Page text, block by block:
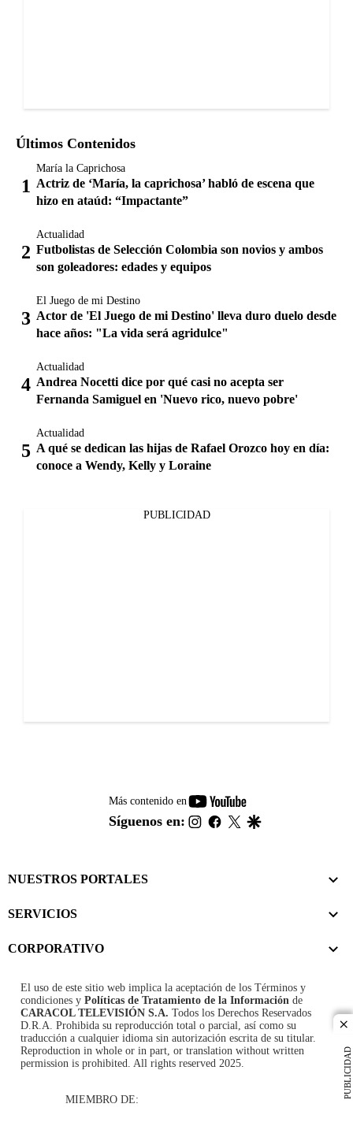
PUBLICIDAD
Últimos Contenidos
María la Caprichosa
Actriz de ‘María, la caprichosa’ habló de escena que
hizo en ataúd: “Impactante”
Actualidad
Futbolistas de Selección Colombia son novios y ambos
son goleadores: edades y equipos
El Juego de mi Destino
Actor de 'El Juego de mi Destino' lleva duro duelo desde
hace años: "La vida será agridulce"
Actualidad
Andrea Nocetti dice por qué casi no acepta ser
Fernanda Samiguel en 'Nuevo rico, nuevo pobre'
Actualidad
A qué se dedican las hijas de Rafael Orozco hoy en día:
conoce a Wendy, Kelly y Loraine
PUBLICIDAD
Más contenido en
youtube-
footer
Síguenos en: instagram
facebook
twitter
NUESTROS PORTALES
SERVICIOS
CORPORATIVO
El uso de este sitio web implica la aceptación de los Términos y
condiciones y Políticas de Tratamiento de la Información de
CARACOL TELEVISIÓN S.A. Todos los Derechos Reservados
D.R.A. Prohibida su reproducción total o parcial, así como su
traducción a cualquier idioma sin autorización escrita de su titular.
Reproduction in whole or in part, or translation without written
permission is prohibited. All rights reserved 2025.
MIEMBRO DE: